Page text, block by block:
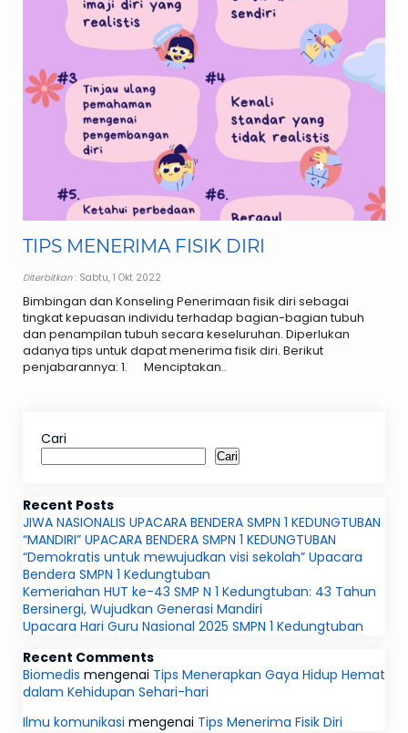
TIPS MENERIMA FISIK DIRI
Diterbitkan: Sabtu, 1 Okt 2022
Bimbingan dan Konseling Penerimaan fisik diri sebagai
tingkat kepuasan individu terhadap bagian-bagian tubuh
dan penampilan tubuh secara keseluruhan. Diperlukan
adanya tips untuk dapat menerima fisik diri. Berikut
penjabarannya: 1. Menciptakan..
Cari
Cari
Recent Posts
JIWA NASIONALIS UPACARA BENDERA SMPN 1 KEDUNGTUBAN
“MANDIRI” UPACARA BENDERA SMPN 1 KEDUNGTUBAN
“Demokratis untuk mewujudkan visi sekolah” Upacara
Bendera SMPN 1 Kedungtuban
Kemeriahan HUT ke-43 SMP N 1 Kedungtuban: 43 Tahun
Bersinergi, Wujudkan Generasi Mandiri
Upacara Hari Guru Nasional 2025 SMPN 1 Kedungtuban
Recent Comments
Biomedis mengenai Tips Menerapkan Gaya Hidup Hemat
dalam Kehidupan Sehari-hari
Ilmu komunikasi mengenai Tips Menerima Fisik Diri